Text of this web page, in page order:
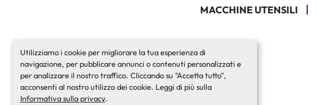
Utilizziamo i cookie per migliorare la tua esperienza di
navigazione, per pubblicare annunci o contenuti personalizzati e
per analizzare il nostro traffico. Cliccando su "Accetta tutto",
acconsenti al nostro utilizzo dei cookie. Leggi di più sulla
Informativa sulla privacy.
MACCHINE UTENSILI